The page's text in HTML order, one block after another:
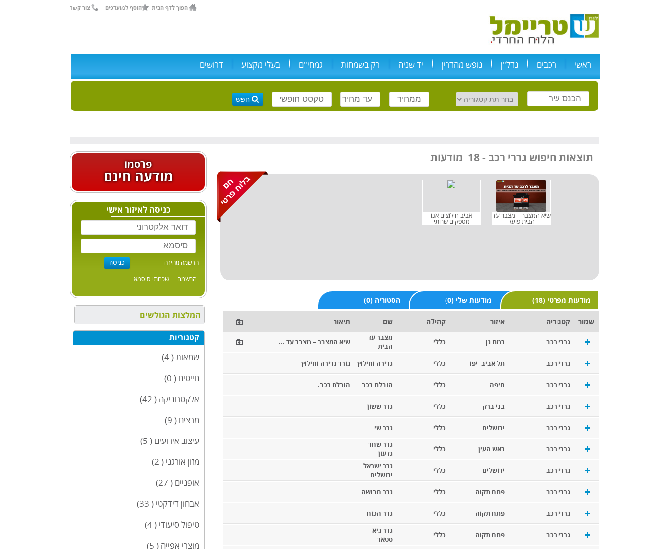
הפוך לדף הבית הוסף למועדפים צור קשר
ראשי רכבים נדל"ן נופש מהדרין יד שניה רק בשמחות גמחי"ם בעלי מקצוע דרושים
תוצאות חיפוש גררי רכב -
18
שיא המצבר – מצבר עד
הבית פועל
אביב חילוצים אנו
מספקים שרותי
(18) מודעות מפרטי (0) מודעות שלי (0) הסטוריה
שמור קטגוריה איזור קהילה שם תיאור
גררי רכב רמת גן כללי
מצבר עד
הבית
שיא המצבר – מצבר עד ...
גררי רכב תל אביב -יפו כללי גרירה וחילוץ גורר-גרירה וחילוץ
גררי רכב חיפה כללי הובלת רכב הובלת רכב.
גררי רכב בני ברק כללי גרר ששון
גררי רכב ירושלים כללי גרר שי
גררי רכב ראש העין כללי
גרר שחר -
גדעון
גררי רכב
ירושלים כללי
גרר ישראל
ירושלים
גררי רכב
פתח תקוה כללי גרר חבושה
גררי רכב פתח תקוה כללי גרר הכוח
גררי רכב פתח תקוה כללי
גרר גיא
סטאר
פרסמו
מודעה חינם
כניסה לאיזור אישי
הרשמה מהירה
שכחתי סיסמא הרשמה
המלצות הגולשים
קטגוריות
שמאות ( 4)
חייטים ( 0)
אלקטרוניקה ( 42)
מרצים ( 9)
עיצוב אירועים ( 5)
מזון אורגני ( 2)
אופניים ( 27)
אבחון דידקטי ( 33)
טיפול סיעודי ( 4)
מוצרי אפייה ( 5)